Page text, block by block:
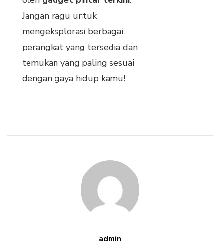
Jangan ragu untuk
mengeksplorasi berbagai
perangkat yang tersedia dan
temukan yang paling sesuai
dengan gaya hidup kamu!
admin